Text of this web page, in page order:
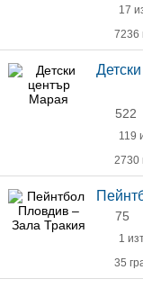
17
7236
522
119
2730
75
1
35